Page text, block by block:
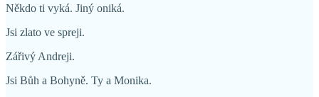
Někdo ti vyká. Jiný oniká.
Jsi zlato ve spreji.
Zářivý Andreji.
Jsi Bůh a Bohyně. Ty a Monika.